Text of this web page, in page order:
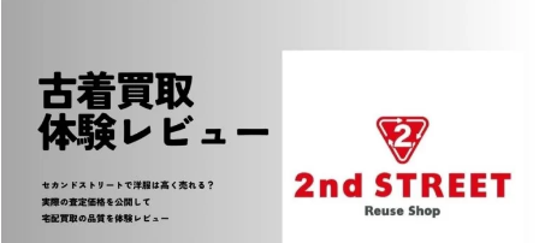
KEYWORD -キーワードで検索-
810s(5) Hender Scheme
アディダス (35)
コンバース(5) (6)